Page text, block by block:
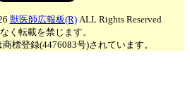
獣医師広報板(R)ALL Rights Reserved
く転載を禁じます。
商標登録(4476083号)されています。